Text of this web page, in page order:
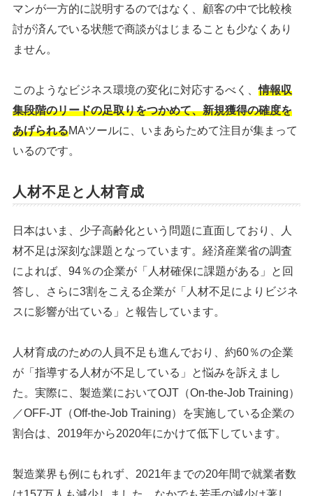
マンが一方的に説明するのではなく、顧客の中で比較検
討が済んでいる状態で商談がはじまることも少なくあり
ません。
このようなビジネス環境の変化に対応するべく、情報収
集段階のリードの足取りをつかめて、新規獲得の確度を
あげられるMAツールに、いまあらためて注目が集まって
いるのです。
人材不足と人材育成
日本はいま、少子高齢化という問題に直面しており、人
材不足は深刻な課題となっています。経済産業省の調査
によれば、94％の企業が「人材確保に課題がある」と回
答し、さらに3割をこえる企業が「人材不足によりビジネ
スに影響が出ている」と報告しています。
人材育成のための人員不足も進んでおり、約60％の企業
が「指導する人材が不足している」と悩みを訴えまし
た。実際に、製造業においてOJT（On-the-Job Training）
／OFF-JT（Off-the-Job Training）を実施している企業の
割合は、2019年から2020年にかけて低下しています。
製造業界も例にもれず、2021年までの20年間で就業者数